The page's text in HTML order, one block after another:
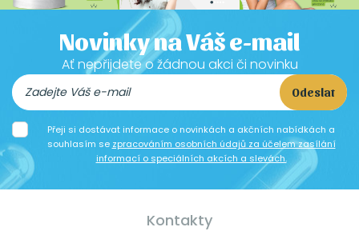
Novinky na Váš e-mail
Ať nepřijdete o žádnou akci či novinku
Odeslat
Přeji si dostávat informace o novinkách a akčních nabídkách a
souhlasím se zpracováním osobních údajů za účelem zasílání
informací o speciálních akcích a slevách.
Kontakty